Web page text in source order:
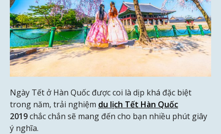
Ngày Tết ở Hàn Quốc được coi là dịp khá đặc biệt
trong năm, trải nghiệm du lịch Tết Hàn Quốc
2019chắc chắn sẽ mang đến cho bạn nhiều phút giây
ý nghĩa.